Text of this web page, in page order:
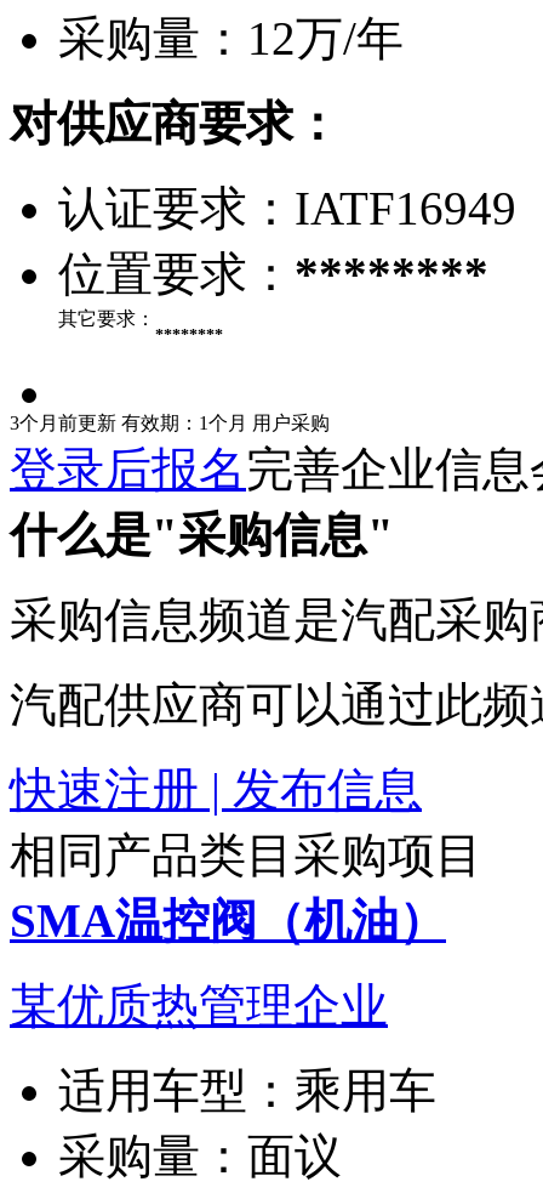
采购量： 12万/年
对供应商要求：
认证要求： IATF16949
位置要求： ********
其它要求：
********
3个月前更新 有效期：1个月 用户采购
登录后报名完善企业信
什么是"采购信息"
采购信息频道是汽配采
汽配供应商可以通过此
快速注册 | 发布信息
相同产品类目采购项目
SMA温控阀（机油）
某优质热管理企业
适用车型： 乘用车
采购量： 面议